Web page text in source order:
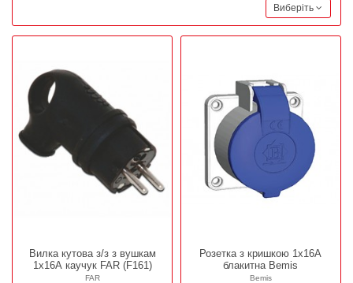
Виберіть
Вилка кутова з/з з вушкам
1х16А каучук FAR (F161)
FAR
Розетка з кришкою 1х16А
блакитна Bemis
Bemis